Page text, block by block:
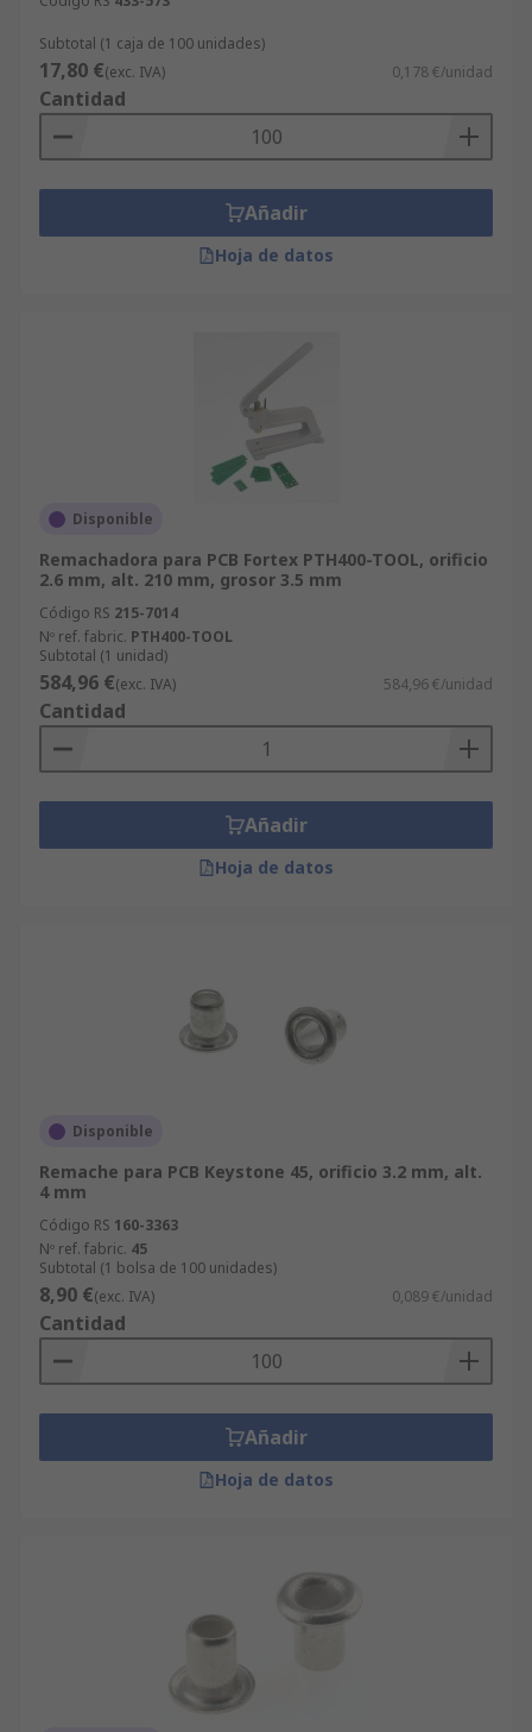
entregue en 24/48 h. Para aquellos que compran
grandes cantidades o realizan pedidos desde 600
€, disponemos de un servicio de ofertas que
puede adaptarse al presupuesto de nuestros
productos satisface las más altas expectativas.
Sin embargo, queremos que usted también esté
convencido: compruebe la información técnica de
Subtotal (1 caja de 100 unidades)
17,80 €(exc. IVA) 0,178 €/unidad
Cantidad
Añadir
Hoja de datos
Disponible
Remachadora para PCB Fortex PTH400-TOOL, orificio
2.6 mm, alt. 210 mm, grosor 3.5 mm
Código RS 215-7014
Nº ref. fabric. PTH400-TOOL
Subtotal (1 unidad)
584,96 €(exc. IVA) 584,96 €/unidad
Cantidad
Añadir
Hoja de datos
Disponible
Remache para PCB Keystone 45, orificio 3.2 mm, alt.
4 mm
Código RS 160-3363
Nº ref. fabric. 45
Subtotal (1 bolsa de 100 unidades)
8,90 €(exc. IVA) 0,089 €/unidad
Cantidad
Añadir
Hoja de datos